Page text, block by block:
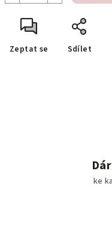
Zeptat se Sdílet
ke